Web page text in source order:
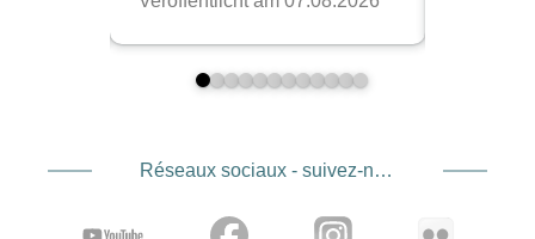
Réseaux sociaux - suivez-nous